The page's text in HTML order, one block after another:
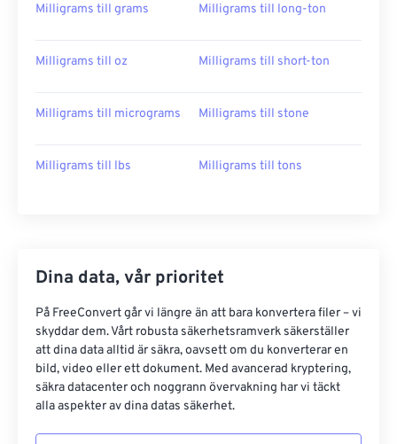
Milligrams till grams Milligrams till long-ton
Milligrams till oz Milligrams till short-ton
Milligrams till micrograms Milligrams till stone
Milligrams till lbs Milligrams till tons
Dina data, vår prioritet
På FreeConvert går vi längre än att bara konvertera filer – vi
skyddar dem. Vårt robusta säkerhetsramverk säkerställer
att dina data alltid är säkra, oavsett om du konverterar en
bild, video eller ett dokument. Med avancerad kryptering,
säkra datacenter och noggrann övervakning har vi täckt
alla aspekter av dina datas säkerhet.